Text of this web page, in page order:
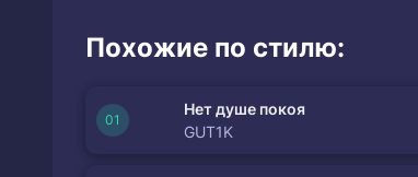
Похожие по стилю:
Нет душе покоя
GUT1K